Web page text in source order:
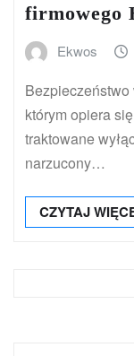
firmowego
Ekwos
którym opiera
traktowane
narzucony…
CZYTAJ